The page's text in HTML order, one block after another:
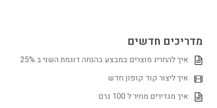
מדריכים חדשים
איך להחריג מוצרים במבצע בהנחה דוגמת השני ב 25%
איך ליצור קוד קופון חדש
איך מגדירים מחיר ל 100 גרם